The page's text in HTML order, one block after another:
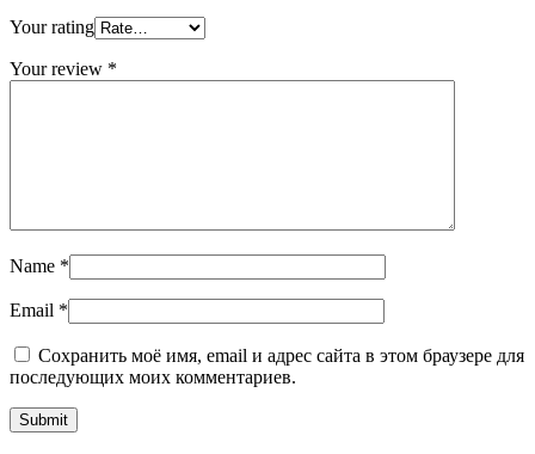
Your rating
Your review *
Name *
Email *
Сохранить моё имя, email и адрес сайта в этом браузере для
последующих моих комментариев.